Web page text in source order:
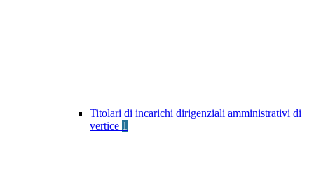
Titolari di incarichi dirigenziali amministrativi di
vertice 1